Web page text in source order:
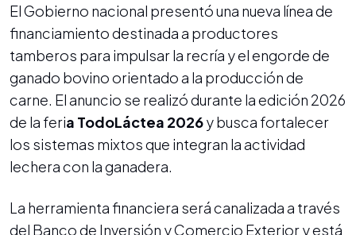
El Gobierno nacional presentó una nueva línea de
financiamiento destinada a productores
tamberos para impulsar la recría y el engorde de
ganado bovino orientado a la producción de
carne. El anuncio se realizó durante la edición 2026
de la feria TodoLáctea 2026y busca fortalecer
los sistemas mixtos que integran la actividad
lechera con la ganadera.
La herramienta financiera será canalizada a través
del Banco de Inversión y Comercio Exterior y está